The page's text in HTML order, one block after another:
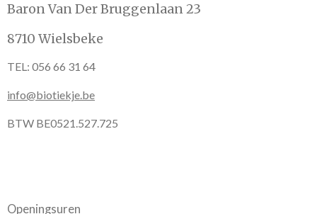
Baron Van Der Bruggenlaan 23
8710 Wielsbeke
TEL: 056 66 31 64
info@biotiekje.be
BTW BE0521.527.725
Openingsuren